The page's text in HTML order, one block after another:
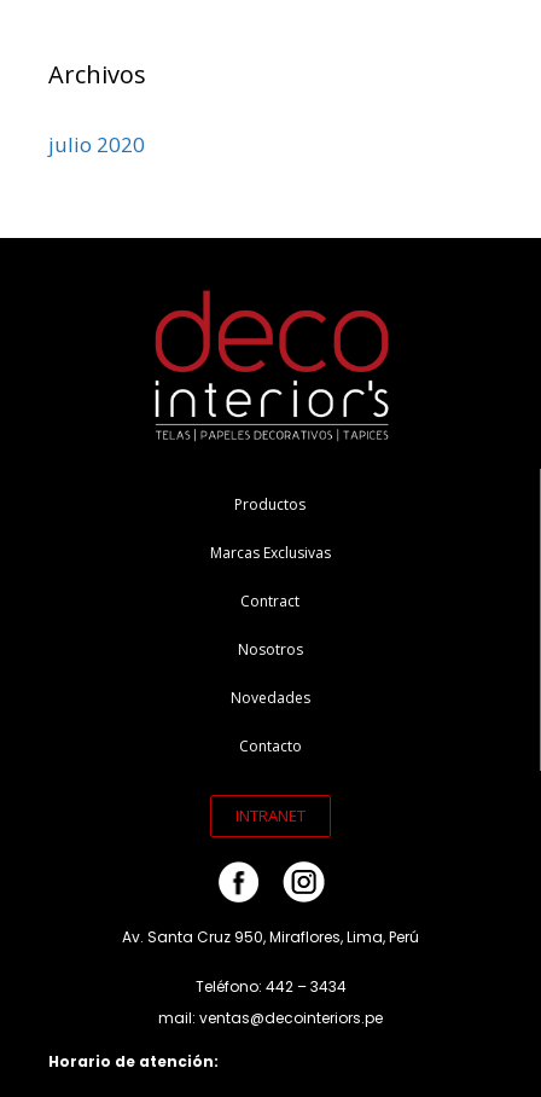
Archivos
julio 2020
Productos
Marcas Exclusivas
Contract
Nosotros
Novedades
Contacto
INTRANET
Av. Santa Cruz 950, Miraflores, Lima, Perú
Teléfono: 442 – 3434
mail: ventas@decointeriors.pe
Horario de atención: